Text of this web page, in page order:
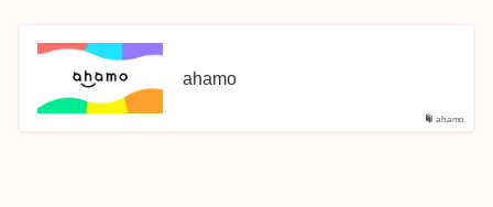
ahamo
ahamo